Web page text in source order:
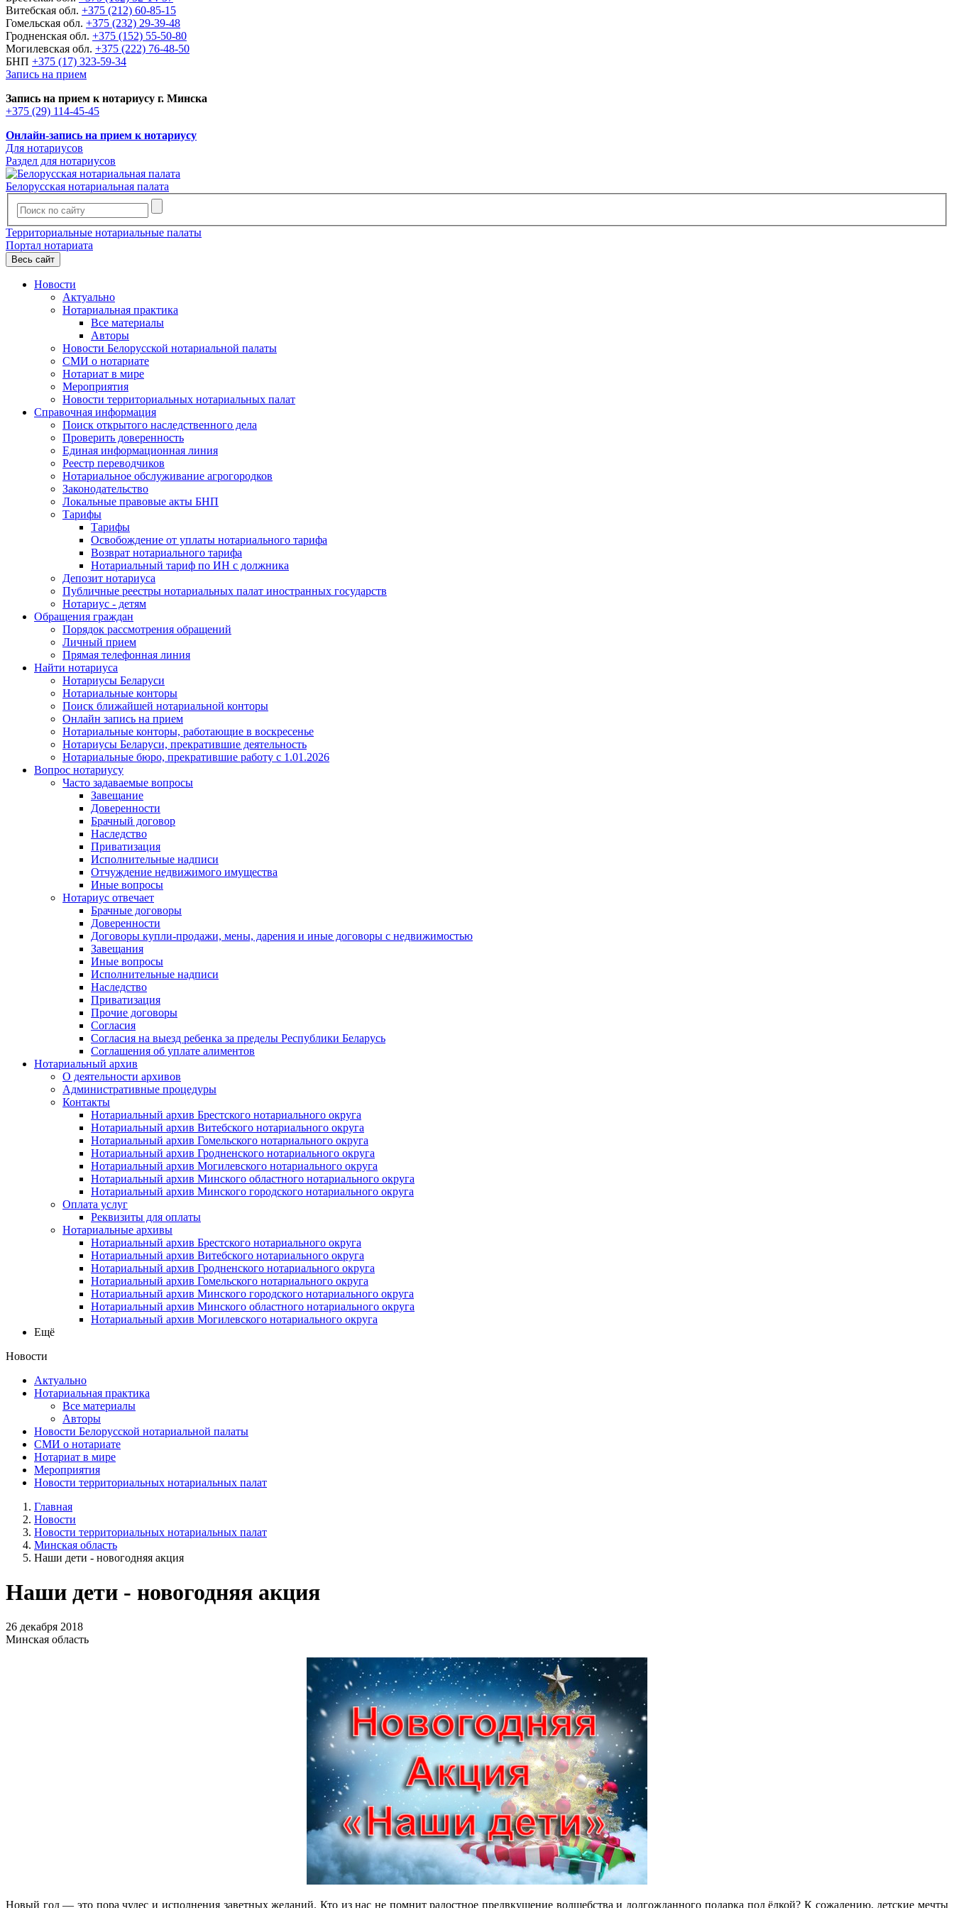
Витебская обл. +375 (212) 60-85-15
Гомельская обл. +375 (232) 29-39-48
Гродненская обл. +375 (152) 55-50-80
Могилевская обл. +375 (222) 76-48-50
БНП +375 (17) 323-59-34
Запись на прием
Запись на прием к нотариусу г. Минска
+375 (29) 114-45-45
Онлайн-запись на прием к нотариусу
Для нотариусов
Раздел для нотариусов
Белорусская нотариальная палата
Территориальные нотариальные палаты
Портал нотариата
Весь сайт
Новости
Актуально
Нотариальная практика
Все материалы
Авторы
Новости Белорусской нотариальной палаты
СМИ о нотариате
Нотариат в мире
Мероприятия
Новости территориальных нотариальных палат
Справочная информация
Поиск открытого наследственного дела
Проверить доверенность
Единая информационная линия
Реестр переводчиков
Нотариальное обслуживание агрогородков
Законодательство
Локальные правовые акты БНП
Тарифы
Тарифы
Освобождение от уплаты нотариального тарифа
Возврат нотариального тарифа
Нотариальный тариф по ИН с должника
Депозит нотариуса
Публичные реестры нотариальных палат иностранных государств
Нотариус - детям
Обращения граждан
Порядок рассмотрения обращений
Личный прием
Прямая телефонная линия
Найти нотариуса
Нотариусы Беларуси
Нотариальные конторы
Поиск ближайшей нотариальной конторы
Онлайн запись на прием
Нотариальные конторы, работающие в воскресенье
Нотариусы Беларуси, прекратившие деятельность
Нотариальные бюро, прекратившие работу с 1.01.2026
Вопрос нотариусу
Часто задаваемые вопросы
Завещание
Доверенности
Брачный договор
Наследство
Приватизация
Исполнительные надписи
Отчуждение недвижимого имущества
Иные вопросы
Нотариус отвечает
Брачные договоры
Доверенности
Договоры купли-продажи, мены, дарения и иные договоры с недвижимостью
Завещания
Иные вопросы
Исполнительные надписи
Наследство
Приватизация
Прочие договоры
Согласия
Согласия на выезд ребенка за пределы Республики Беларусь
Соглашения об уплате алиментов
Нотариальный архив
О деятельности архивов
Административные процедуры
Контакты
Нотариальный архив Брестского нотариального округа
Нотариальный архив Витебского нотариального округа
Нотариальный архив Гомельского нотариального округа
Нотариальный архив Гродненского нотариального округа
Нотариальный архив Могилевского нотариального округа
Нотариальный архив Минского областного нотариального округа
Нотариальный архив Минского городского нотариального округа
Оплата услуг
Реквизиты для оплаты
Нотариальные архивы
Нотариальный архив Брестского нотариального округа
Нотариальный архив Витебского нотариального округа
Нотариальный архив Гродненского нотариального округа
Нотариальный архив Гомельского нотариального округа
Нотариальный архив Минского городского нотариального округа
Нотариальный архив Минского областного нотариального округа
Нотариальный архив Могилевского нотариального округа
Ещё
Новости
Актуально
Нотариальная практика
Все материалы
Авторы
Новости Белорусской нотариальной палаты
СМИ о нотариате
Нотариат в мире
Мероприятия
Новости территориальных нотариальных палат
Главная
Новости
Новости территориальных нотариальных палат
Минская область
Наши дети - новогодняя акция
Наши дети - новогодняя акция
26 декабря 2018
Минская область
Новый год — это пора чудес и исполнения заветных желаний. Кто из нас не помнит радостное предвкушение волшебства и долгожданного подарка под ёлкой? К сожалению, детские мечты